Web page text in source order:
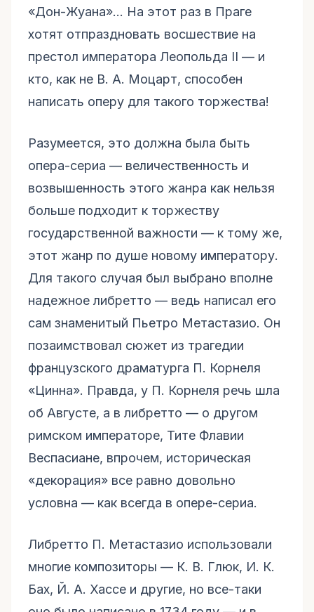
«Дон-Жуана»… На этот раз в Праге
хотят отпраздновать восшествие на
престол императора Леопольда II — и
кто, как не В. А. Моцарт, способен
написать оперу для такого торжества!
Разумеется, это должна была быть
опера-сериа — величественность и
возвышенность этого жанра как нельзя
больше подходит к торжеству
государственной важности — к тому же,
этот жанр по душе новому императору.
Для такого случая был выбрано вполне
надежное либретто — ведь написал его
сам знаменитый Пьетро Метастазио. Он
позаимствовал сюжет из трагедии
французского драматурга П. Корнеля
«Цинна». Правда, у П. Корнеля речь шла
об Августе, а в либретто — о другом
римском императоре, Тите Флавии
Веспасиане, впрочем, историческая
«декорация» все равно довольно
условна — как всегда в опере-сериа.
Либретто П. Метастазио использовали
многие композиторы — К. В. Глюк, И. К.
Бах, Й. А. Хассе и другие, но все-таки